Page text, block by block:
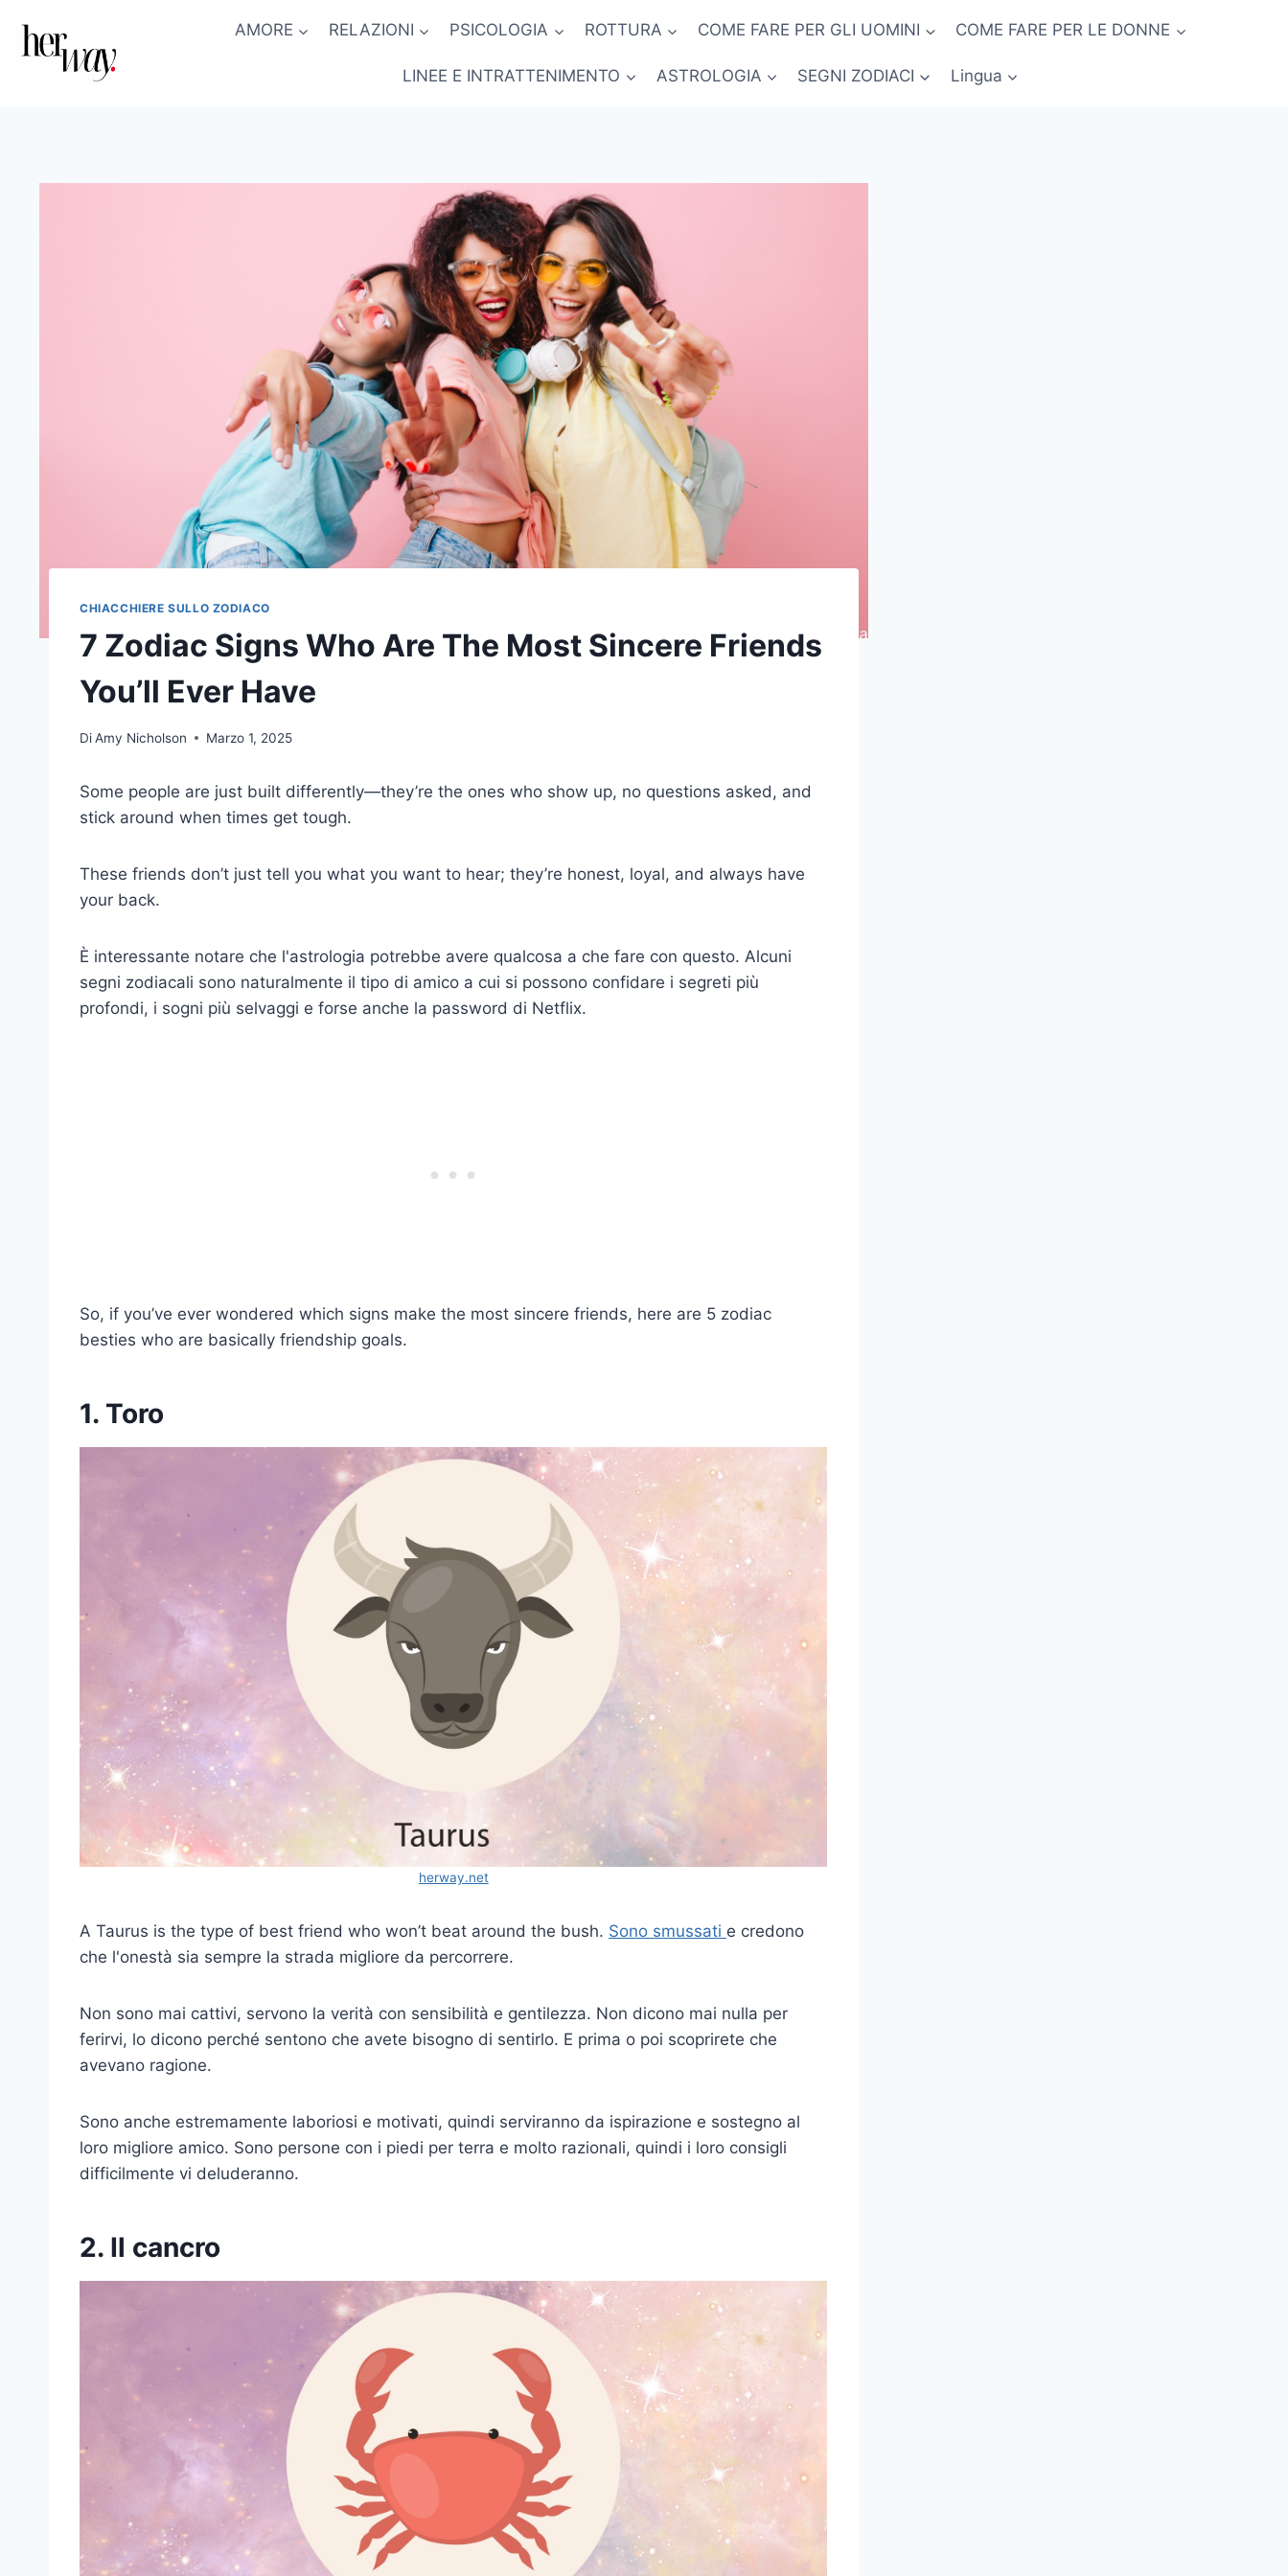
contenuto
AMORE RELAZIONI PSICOLOGIA ROTTURA COME FARE PER GLI UOMINI COME FARE PER LE DONNE
LINEE E INTRATTENIMENTO ASTROLOGIA SEGNI ZODIACI Lingua
CHIACCHIERE SULLO ZODIACO
7 Zodiac Signs Who Are The Most Sincere Friends
You’ll Ever Have
DiAmy Nicholson Marzo 1, 2025
Some people are just built differently—they’re the ones who show up, no questions asked, and
stick around when times get tough.
These friends don’t just tell you what you want to hear; they’re honest, loyal, and always have
your back.
È interessante notare che l'astrologia potrebbe avere qualcosa a che fare con questo. Alcuni
segni zodiacali sono naturalmente il tipo di amico a cui si possono confidare i segreti più
profondi, i sogni più selvaggi e forse anche la password di Netflix.
So, if you’ve ever wondered which signs make the most sincere friends, here are 5 zodiac
besties who are basically friendship goals.
1. Toro
herway.net
A Taurus is the type of best friend who won’t beat around the bush. Sono smussati e credono
che l'onestà sia sempre la strada migliore da percorrere.
Non sono mai cattivi, servono la verità con sensibilità e gentilezza. Non dicono mai nulla per
ferirvi, lo dicono perché sentono che avete bisogno di sentirlo. E prima o poi scoprirete che
avevano ragione.
Sono anche estremamente laboriosi e motivati, quindi serviranno da ispirazione e sostegno al
loro migliore amico. Sono persone con i piedi per terra e molto razionali, quindi i loro consigli
difficilmente vi deluderanno.
2. Il cancro